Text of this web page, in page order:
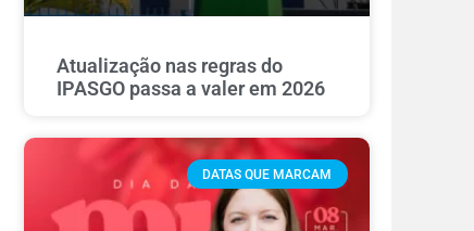
Atualização nas regras do
IPASGO passa a valer em 2026
DATAS QUE MARCAM